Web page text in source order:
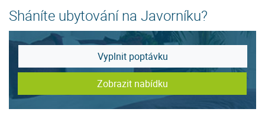
Sháníte ubytování na Javorníku?
Vyplnit poptávku
Zobrazit nabídku